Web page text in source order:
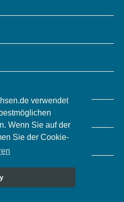
verwendet
Wenn Sie auf der
Sie der Cookie-